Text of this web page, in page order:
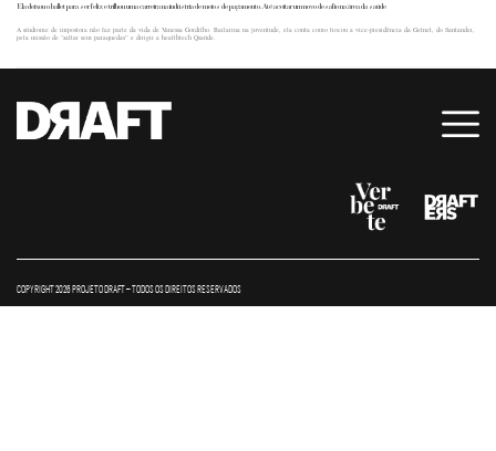
Ela deixou o ballet para ser feliz e trilhou uma carreira na indústria de meios de pagamento. Até aceitar um novo desafio na área da saúde
A síndrome de impostora não faz parte da vida de Vanessa Gordilho. Bailarina na juventude, ela conta como trocou a vice-presidência da Getnet, do Santander,
pela missão de "saltar sem paraquedas” e dirigir a healthtech Qsaúde.
COPYRIGHT 2026 PROJETO DRAFT – TODOS OS DIREITOS RESERVADOS